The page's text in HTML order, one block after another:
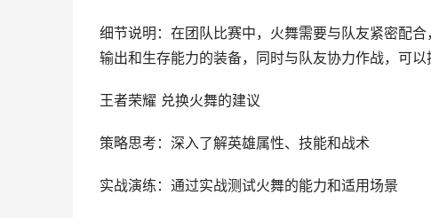
细节说明：在团队比赛中，火舞需要与队友紧密配
输出和生存能力的装备，同时与队友协力作战，可以
王者荣耀 兑换火舞的建议
策略思考：深入了解英雄属性、技能和战术
实战演练：通过实战测试火舞的能力和适用场景